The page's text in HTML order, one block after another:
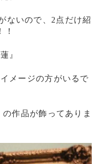
ないので、2点だけ紹
！
』
メージの方がいるで
作品が飾ってありま